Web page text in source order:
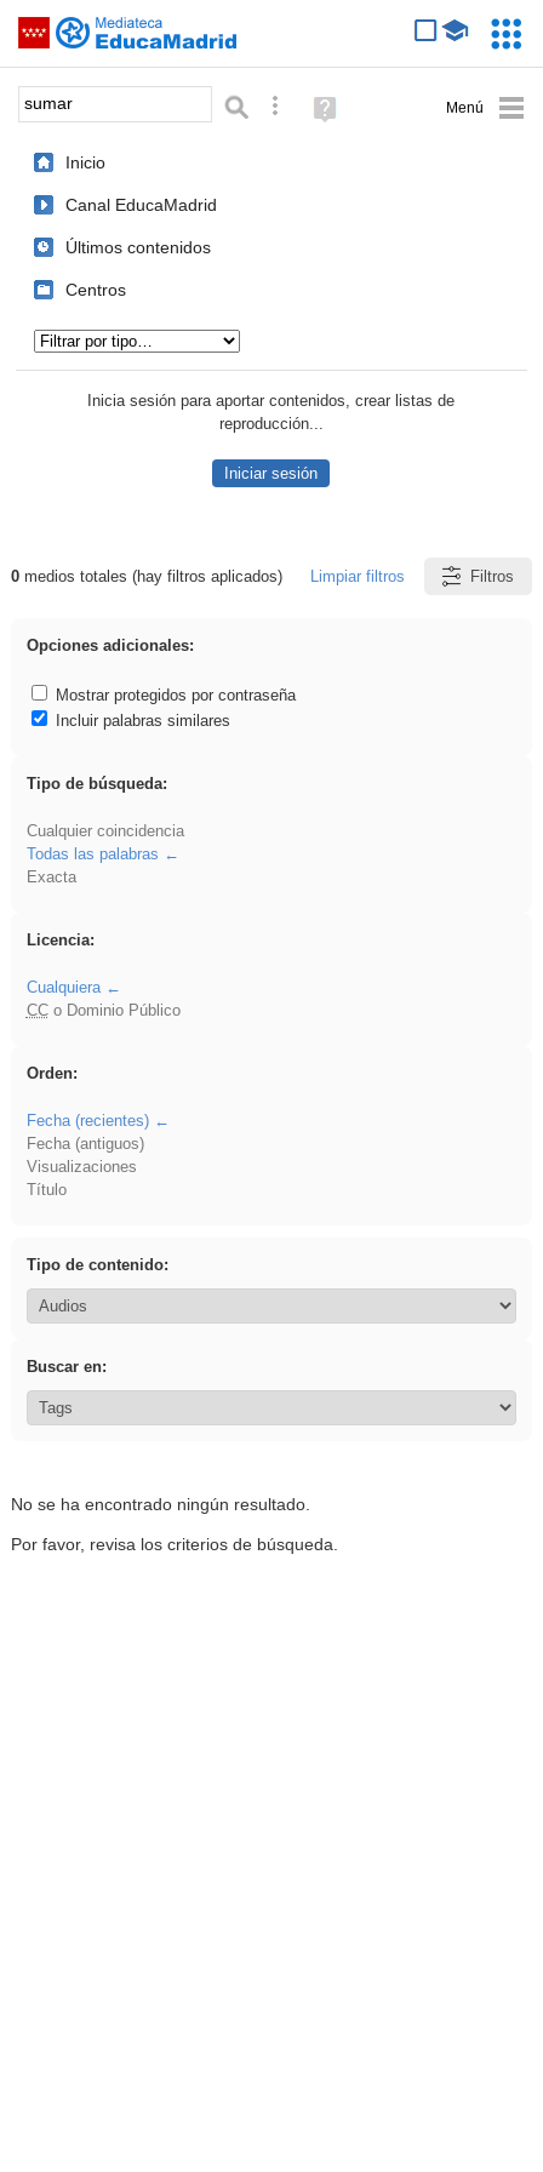
Saltar navegación
Palabra o frase: Búsqueda avanzada
Ayuda
(en
Inicio
Canal EducaMadrid
Últimos contenidos
Centros
Inicia sesión para aportar contenidos, crear listas de
reproducción...
Iniciar sesión
Resultados de: sumar
0medios totales (hay filtros aplicados) Limpiar filtros Filtros
Opciones adicionales:
Mostrar protegidos por contraseña
Incluir palabras similares
Tipo de búsqueda:
Cualquier coincidencia
Todas las palabras
Exacta
Licencia:
Cualquiera
CCo Dominio Público
Orden:
Fecha (recientes)
Fecha (antiguos)
Visualizaciones
Título
Tipo de contenido:
Buscar en:
No se ha encontrado ningún resultado.
Por favor, revisa los criterios de búsqueda.